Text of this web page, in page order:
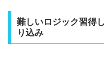
難しいロジック習得
り込み